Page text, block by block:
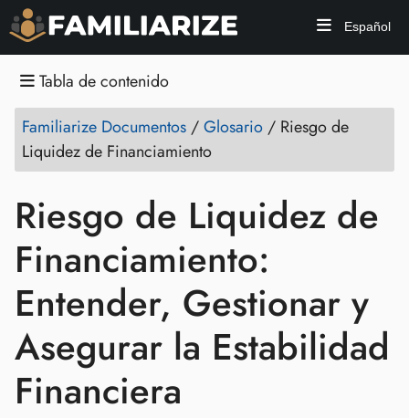
Español
Tabla de contenido
Familiarize Documentos /Glosario / Riesgo de
Liquidez de Financiamiento
Riesgo de Liquidez de
Financiamiento:
Entender, Gestionar y
Asegurar la Estabilidad
Financiera